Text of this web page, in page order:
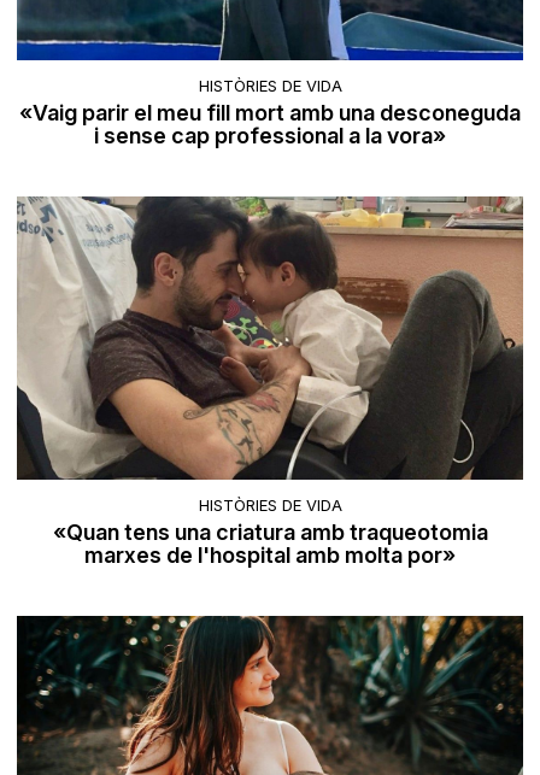
HISTÒRIES DE VIDA
«Vaig parir el meu fill mort amb una desconeguda
i sense cap professional a la vora»
HISTÒRIES DE VIDA
«Quan tens una criatura amb traqueotomia
marxes de l'hospital amb molta por»